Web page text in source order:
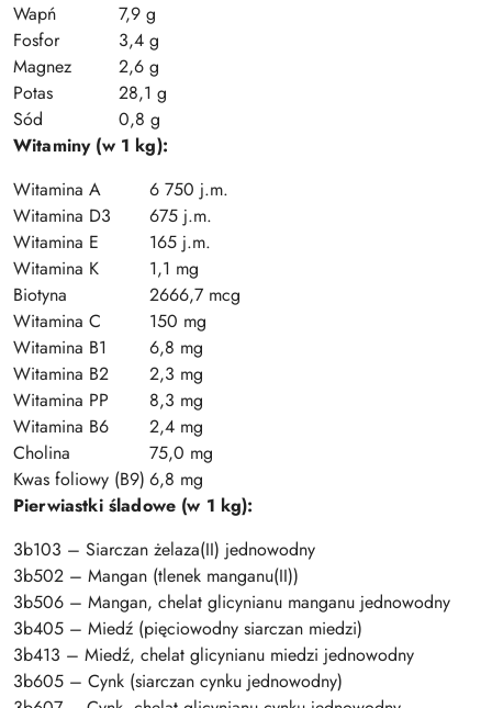
Wapń
7,9 g
Fosfor
3,4 g
Magnez
2,6 g
Potas
28,1 g
Sód
0,8 g
Witaminy (w 1 kg):
Witamina A
6 750 j.m.
Witamina D3
675 j.m.
Witamina E
165 j.m.
Witamina K
1,1 mg
Biotyna
2666,7 mcg
Witamina C
150 mg
Witamina B1
6,8 mg
Witamina B2
2,3 mg
Witamina PP
8,3 mg
Witamina B6
2,4 mg
Cholina
75,0 mg
Kwas foliowy (B9) 6,8 mg
Pierwiastki śladowe (w 1 kg):
3b103 – Siarczan żelaza(II) jednowodny
3b502 – Mangan (tlenek manganu(II))
3b506 – Mangan, chelat glicynianu manganu jednowodny
3b405 – Miedź (pięciowodny siarczan miedzi)
3b413 – Miedź, chelat glicynianu miedzi jednowodny
3b605 – Cynk (siarczan cynku jednowodny)